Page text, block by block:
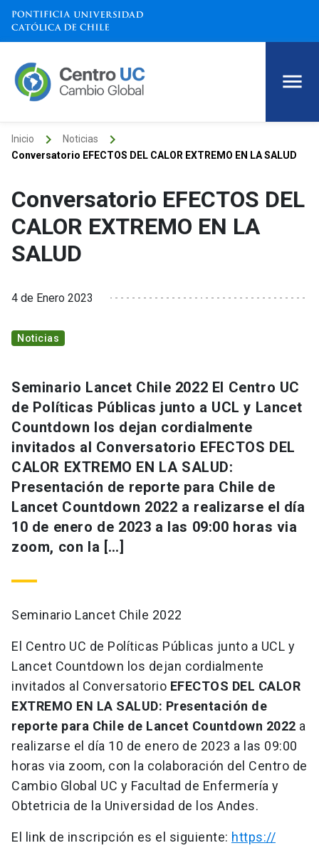
Inicio keyboard_arrow_right Noticias keyboard_arrow_right
Conversatorio EFECTOS DEL CALOR EXTREMO EN LA SALUD
Conversatorio EFECTOS DEL
CALOR EXTREMO EN LA
SALUD
4 de Enero 2023
Noticias
Seminario Lancet Chile 2022 El Centro UC
de Políticas Públicas junto a UCL y Lancet
Countdown los dejan cordialmente
invitados al Conversatorio EFECTOS DEL
CALOR EXTREMO EN LA SALUD:
Presentación de reporte para Chile de
Lancet Countdown 2022 a realizarse el día
10 de enero de 2023 a las 09:00 horas via
zoom, con la […]
Seminario Lancet Chile 2022
El Centro UC de Políticas Públicas junto a UCL y
Lancet Countdown los dejan cordialmente
invitados al Conversatorio EFECTOS DEL CALOR
EXTREMO EN LA SALUD: Presentación de
reporte para Chile de Lancet Countdown 2022 a
realizarse el día 10 de enero de 2023 a las 09:00
horas via zoom, con la colaboración del Centro de
Cambio Global UC y Facultad de Enfermería y
Obtetricia de la Universidad de los Andes.
El link de inscripción es el siguiente: https://